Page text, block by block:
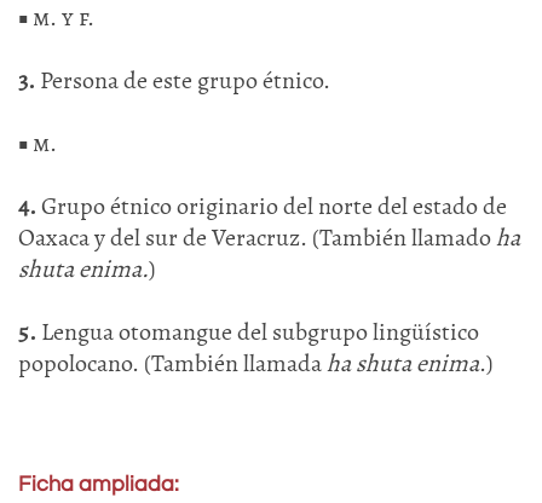
■m. y f.
3. Persona de este grupo étnico.
■m.
4.Grupo étnico originario del norte del estado de
Oaxaca y del sur de Veracruz. (También llamadoha
shuta enima.)
5. Lengua otomangue del subgrupo lingüístico
popolocano. (También llamadaha shuta enima.)
Ficha ampliada: